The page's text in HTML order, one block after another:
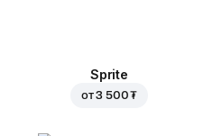
Sprite
от3 500 ₮